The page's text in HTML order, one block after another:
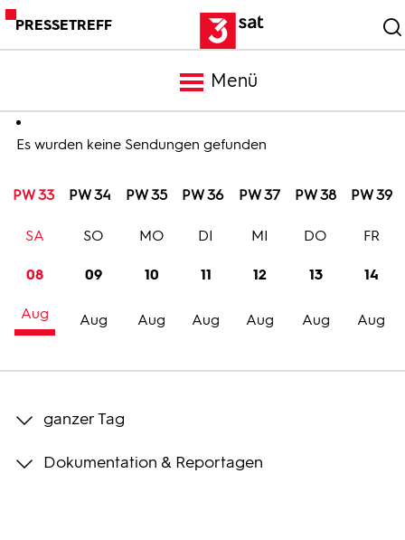
PRESSETREFF
Menü
Meldungen
Programm
Trailer
Bilder
Es wurden keine Sendungen gefunden
PW 33 PW 34 PW 35 PW 36 PW 37 PW 38 PW 39
08
Aug
SA
09
Aug
SO
10
Aug
MO
11
Aug
DI
12
Aug
MI
13
Aug
DO
14
Aug
FR
ganzer Tag
Dokumentation & Reportagen